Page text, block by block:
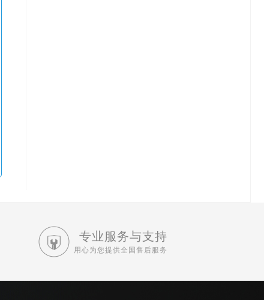
专业服务与支持
用心为您提供全国售后服务